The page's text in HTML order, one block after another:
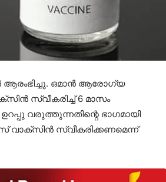
ഒമാൻ ആരോഗ്യ
സ്വീകരിച്ച് 6 മാസം
വരുത്തുന്നതിന്റെ ഭാഗമായി
സ്വീകരിക്കണമെന്ന്